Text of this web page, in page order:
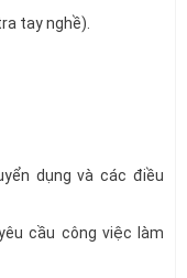
tay nghề).
dụng và các điều
cầu công việc làm